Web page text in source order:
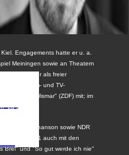
Engagements hatte er u. a.
Meiningen sowie an Theatern
arbeitet er als freier
in den Film- und TV-
"Soko Wismar" (ZDF) mit; im
zu sehen.
Lied und Chanson sowie NDR
tritt seit 2001 auch mit den
Brel" und "So gut werde ich nie"